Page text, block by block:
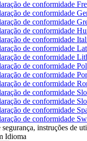
de conformidade
de conformidade
de conformidade
de conformidade
de conformidade
de conformidade
de conformidade
de conformidade
de conformidade
de conformidade
de conformidade
de conformidade
de conformidade
de conformidade
instruções de
Idioma